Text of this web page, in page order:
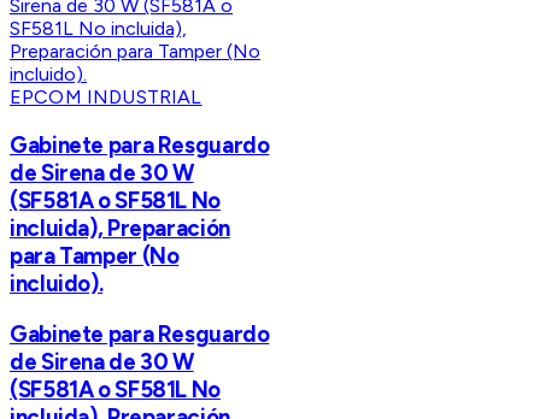
EPCOM INDUSTRIAL
Gabinete para Resguardo
de Sirena de 30 W
(SF581A o SF581L No
incluida), Preparación
para Tamper (No
incluido).
Gabinete para Resguardo
de Sirena de 30 W
(SF581A o SF581L No